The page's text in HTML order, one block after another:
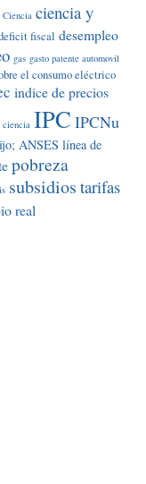
Ciencia ciencia y
fiscal desempleo
gas gasto patente automovil
el consumo eléctrico
indice de precios
ciencia IPC IPCNu
ANSES línea de
pobreza
subsidios tarifas
real